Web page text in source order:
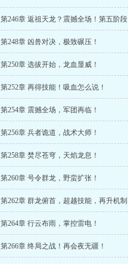
第246章 返祖天龙？震撼全场！第五阶段
第248章 凶兽对决，极致碾压！
第250章 选拔开始，龙血显威！
第252章 再得技能！吸血怎么说！
第254章 震撼全场，军团再临！
第256章 兵者诡道，战术大师！
第258章 焚尽苍穹，天焰龙息！
第260章 号令群龙，野蛮扩张！
第262章 群龙俯首，超越技能，再升机制
第264章 行云布雨，掌控雷电！
第266章 终局之战！再会夜无疆！